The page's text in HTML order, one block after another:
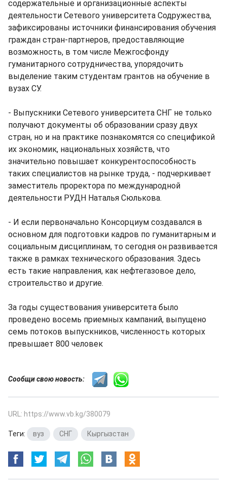
содержательные и организационные аспекты
деятельности Сетевого университета Содружества,
зафиксированы источники финансирования обучения
граждан стран-партнеров, предоставляющие
возможность, в том числе Межгосфонду
гуманитарного сотрудничества, упорядочить
выделение таким студентам грантов на обучение в
вузах СУ.
- Выпускники Сетевого университета СНГ не только
получают документы об образовании сразу двух
стран, но и на практике познакомятся со спецификой
их экономик, национальных хозяйств, что
значительно повышает конкурентоспособность
таких специалистов на рынке труда, - подчеркивает
заместитель проректора по международной
деятельности РУДН Наталья Сюлькова.
- И если первоначально Консорциум создавался в
основном для подготовки кадров по гуманитарным и
социальным дисциплинам, то сегодня он развивается
также в рамках технического образования. Здесь
есть такие направления, как нефтегазовое дело,
строительство и другие.
За годы существования университета было
проведено восемь приемных кампаний, выпущено
семь потоков выпускников, численность которых
превышает 800 человек
Сообщи свою новость:
URL: https://www.vb.kg/380079
Теги: вуз СНГ Кыргызстан